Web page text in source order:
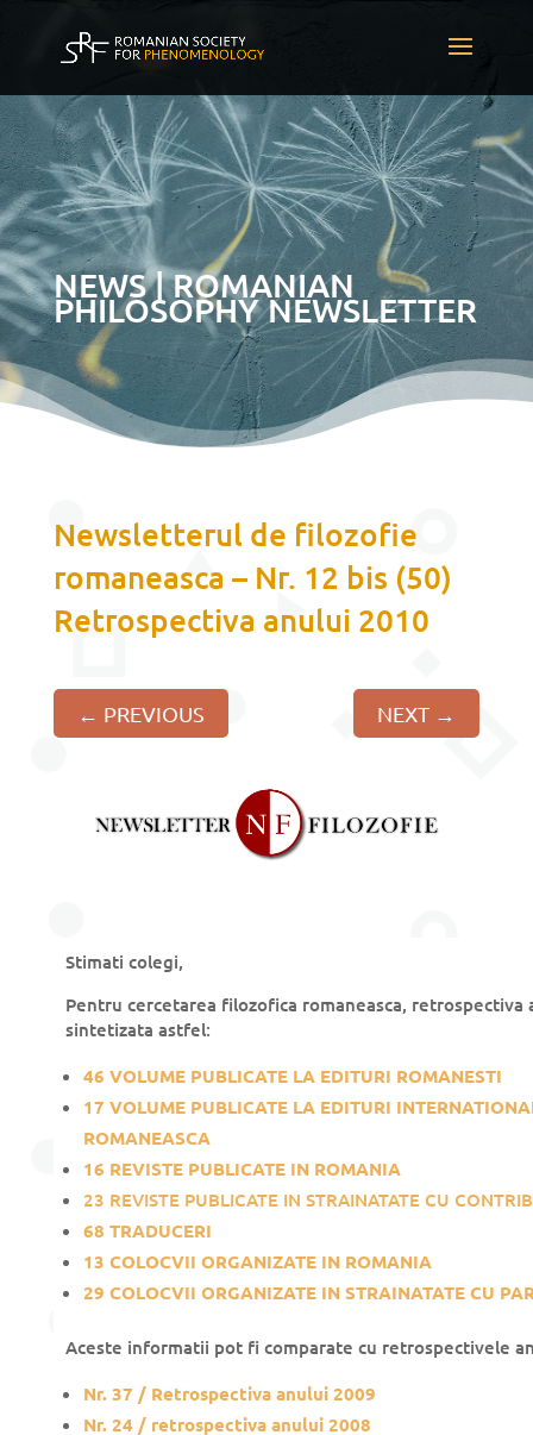
NEWS | ROMANIAN
PHILOSOPHY NEWSLETTER
Newsletterul de filozofie
romaneasca – Nr. 12 bis (50)
Retrospectiva anului 2010
← PREVIOUS NEXT →
Stimati colegi,
Pentru cercetarea filozofica romaneasca,
sintetizata astfel:
46 VOLUME PUBLICATE LA EDITURI ROMANESTI
17 VOLUME PUBLICATE LA EDITURI
ROMANEASCA
16 REVISTE PUBLICATE IN ROMANIA
23 REVISTE PUBLICATE IN STRAINATATE CU
68 TRADUCERI
13 COLOCVII ORGANIZATE IN ROMANIA
29 COLOCVII ORGANIZATE IN STRAINATATE CU
Aceste informatii pot fi comparate cu retrospectivele
Nr. 37 / Retrospectiva anului 2009
Nr. 24 / retrospectiva anului 2008